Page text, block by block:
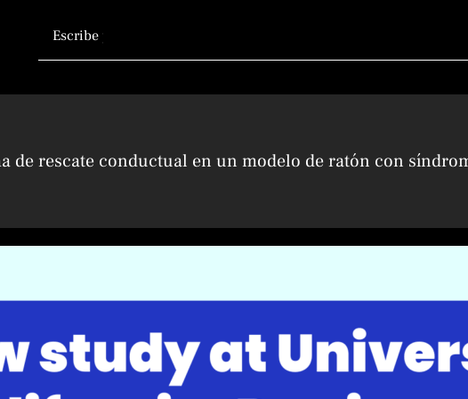
de rescate conductual en un modelo de ratón con